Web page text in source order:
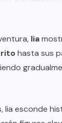
Iia
hasta sus
Iia esconde